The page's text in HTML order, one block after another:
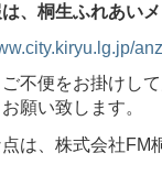
、桐生ふれあい
不便をお掛けし
願い致します。
は、株式会社FM